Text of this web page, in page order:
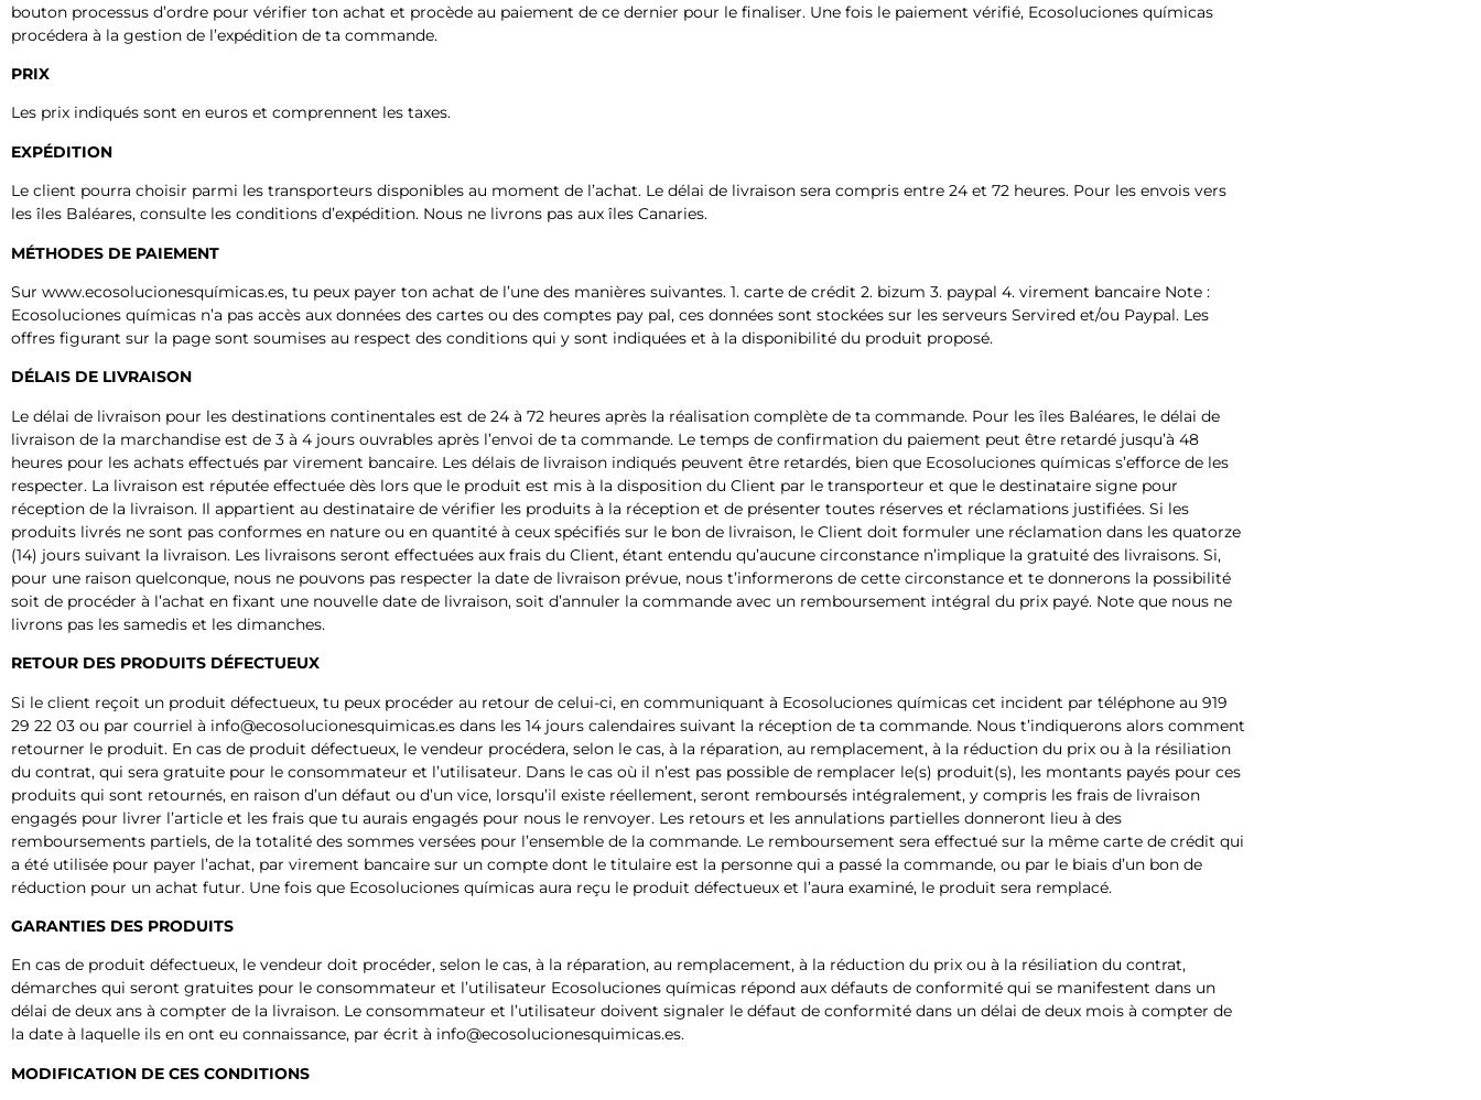
bouton processus d’ordre pour vérifier ton achat et procède au paiement de ce dernier pour le finaliser. Une fois le paiement vérifié, Ecosoluciones químicas
procédera à la gestion de l’expédition de ta commande.
PRIX
Les prix indiqués sont en euros et comprennent les taxes.
EXPÉDITION
Le client pourra choisir parmi les transporteurs disponibles au moment de l’achat. Le délai de livraison sera compris entre 24 et 72 heures. Pour les envois vers
les îles Baléares, consulte les conditions d’expédition. Nous ne livrons pas aux îles Canaries.
MÉTHODES DE PAIEMENT
Sur www.ecosolucionesquímicas.es, tu peux payer ton achat de l’une des manières suivantes. 1. carte de crédit 2. bizum 3. paypal 4. virement bancaire Note :
Ecosoluciones químicas n’a pas accès aux données des cartes ou des comptes pay pal, ces données sont stockées sur les serveurs Servired et/ou Paypal. Les
offres figurant sur la page sont soumises au respect des conditions qui y sont indiquées et à la disponibilité du produit proposé.
DÉLAIS DE LIVRAISON
Le délai de livraison pour les destinations continentales est de 24 à 72 heures après la réalisation complète de ta commande. Pour les îles Baléares, le délai de
livraison de la marchandise est de 3 à 4 jours ouvrables après l’envoi de ta commande. Le temps de confirmation du paiement peut être retardé jusqu’à 48
heures pour les achats effectués par virement bancaire. Les délais de livraison indiqués peuvent être retardés, bien que Ecosoluciones químicas s’efforce de les
respecter. La livraison est réputée effectuée dès lors que le produit est mis à la disposition du Client par le transporteur et que le destinataire signe pour
réception de la livraison. Il appartient au destinataire de vérifier les produits à la réception et de présenter toutes réserves et réclamations justifiées. Si les
produits livrés ne sont pas conformes en nature ou en quantité à ceux spécifiés sur le bon de livraison, le Client doit formuler une réclamation dans les quatorze
(14) jours suivant la livraison. Les livraisons seront effectuées aux frais du Client, étant entendu qu’aucune circonstance n’implique la gratuité des livraisons. Si,
pour une raison quelconque, nous ne pouvons pas respecter la date de livraison prévue, nous t’informerons de cette circonstance et te donnerons la possibilité
soit de procéder à l’achat en fixant une nouvelle date de livraison, soit d’annuler la commande avec un remboursement intégral du prix payé. Note que nous ne
livrons pas les samedis et les dimanches.
RETOUR DES PRODUITS DÉFECTUEUX
Si le client reçoit un produit défectueux, tu peux procéder au retour de celui-ci, en communiquant à Ecosoluciones químicas cet incident par téléphone au 919
29 22 03 ou par courriel à info@ecosolucionesquimicas.es dans les 14 jours calendaires suivant la réception de ta commande. Nous t’indiquerons alors comment
retourner le produit. En cas de produit défectueux, le vendeur procédera, selon le cas, à la réparation, au remplacement, à la réduction du prix ou à la résiliation
du contrat, qui sera gratuite pour le consommateur et l’utilisateur. Dans le cas où il n’est pas possible de remplacer le(s) produit(s), les montants payés pour ces
produits qui sont retournés, en raison d’un défaut ou d’un vice, lorsqu’il existe réellement, seront remboursés intégralement, y compris les frais de livraison
engagés pour livrer l’article et les frais que tu aurais engagés pour nous le renvoyer. Les retours et les annulations partielles donneront lieu à des
remboursements partiels, de la totalité des sommes versées pour l’ensemble de la commande. Le remboursement sera effectué sur la même carte de crédit qui
a été utilisée pour payer l’achat, par virement bancaire sur un compte dont le titulaire est la personne qui a passé la commande, ou par le biais d’un bon de
réduction pour un achat futur. Une fois que Ecosoluciones químicas aura reçu le produit défectueux et l’aura examiné, le produit sera remplacé.
GARANTIES DES PRODUITS
En cas de produit défectueux, le vendeur doit procéder, selon le cas, à la réparation, au remplacement, à la réduction du prix ou à la résiliation du contrat,
démarches qui seront gratuites pour le consommateur et l’utilisateur Ecosoluciones químicas répond aux défauts de conformité qui se manifestent dans un
délai de deux ans à compter de la livraison. Le consommateur et l’utilisateur doivent signaler le défaut de conformité dans un délai de deux mois à compter de
la date à laquelle ils en ont eu connaissance, par écrit à info@ecosolucionesquimicas.es.
MODIFICATION DE CES CONDITIONS